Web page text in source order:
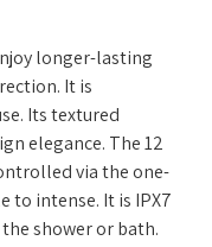
longer-lasting
It is
Its textured
elegance. The 12
via the one-
to intense. It is IPX7
shower or bath.